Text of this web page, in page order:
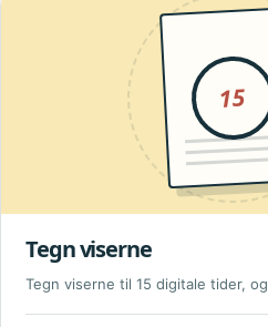
15
Tegn viserne
Tegn viserne til 15 digitale tider,